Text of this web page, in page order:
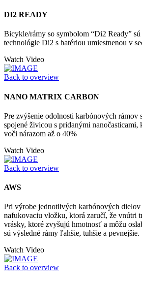
DI2 READY
Bicykle/rámy so symbolom “Di2 Ready”
technológie Di2 s batériou umiestnenou v
Watch Video
Back to overview
NANO MATRIX CARBON
Pre zvýšenie odolnosti karbónových rámov
spojené živicou s pridanými
voči nárazom až o 40%
Watch Video
Back to overview
AWS
Pri výrobe jednotlivých karbónových dielov
nafukovaciu vložku, ktorá zaručí, že vnútri
vrásky, ktoré zvyšujú hmotnosť a môžu
sú výsledné rámy ľahšie, tuhšie a pevnejšie.
Watch Video
Back to overview